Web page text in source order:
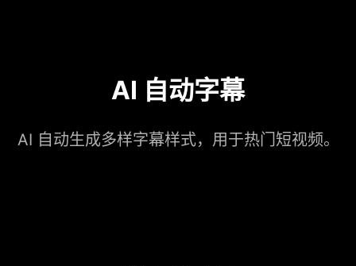
AI 自动字幕
AI 自动生成多样字幕样式，用于热门短视频。